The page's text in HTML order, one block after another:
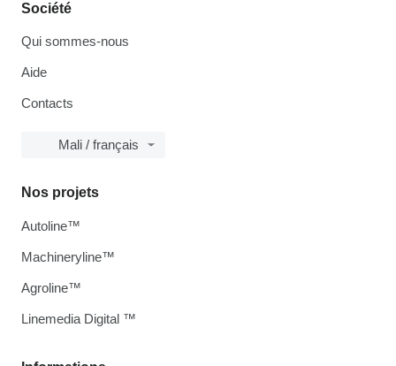
Société
Qui sommes-nous
Aide
Contacts
Mali / français
Nos projets
Autoline™
Machineryline™
Agroline™
Linemedia Digital ™